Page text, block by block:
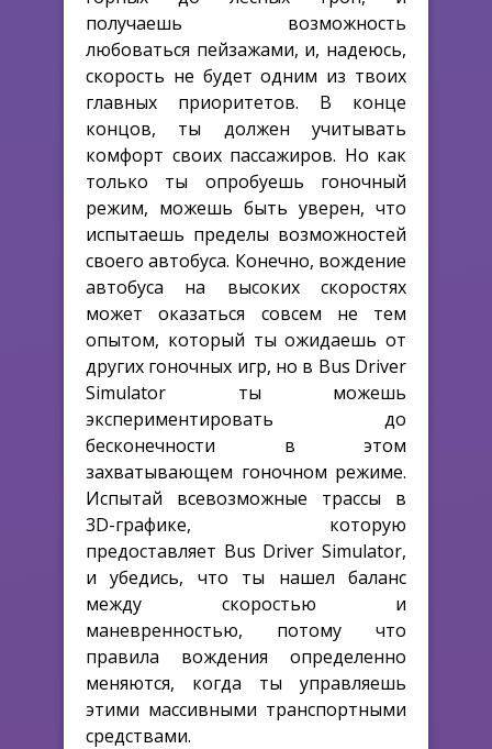
получаешь возможность
любоваться пейзажами, и, надеюсь,
скорость не будет одним из твоих
главных приоритетов. В конце
концов, ты должен учитывать
комфорт своих пассажиров. Но как
только ты опробуешь гоночный
режим, можешь быть уверен, что
испытаешь пределы возможностей
своего автобуса. Конечно, вождение
автобуса на высоких скоростях
может оказаться совсем не тем
опытом, который ты ожидаешь от
других гоночных игр, но в Bus Driver
Simulator ты можешь
экспериментировать до
бесконечности в этом
захватывающем гоночном режиме.
Испытай всевозможные трассы в
3D-графике, которую
предоставляет Bus Driver Simulator,
и убедись, что ты нашел баланс
между скоростью и
маневренностью, потому что
правила вождения определенно
меняются, когда ты управляешь
этими массивными транспортными
средствами.